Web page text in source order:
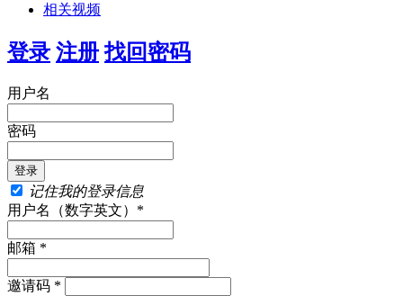
相关视频
登录 注册 找回密码
用户名
密码
记住我的登录信息
用户名（数字英文）*
邮箱 *
邀请码 *